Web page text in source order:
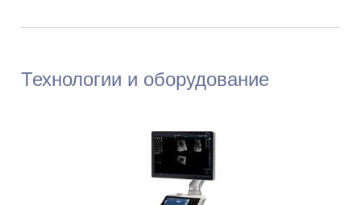
Врач ультразвуковой
Технологии и оборудование